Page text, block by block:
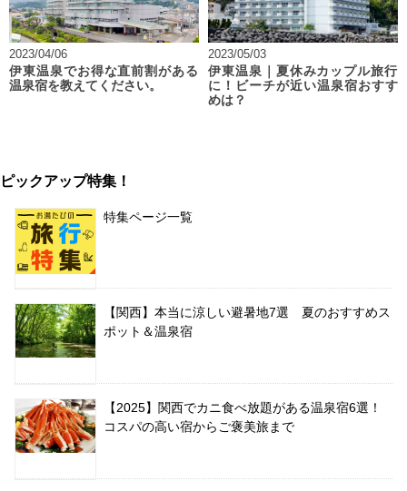
2023/04/06
伊東温泉でお得な直前割がある
温泉宿を教えてください。
2023/05/03
伊東温泉｜夏休みカップル旅行
に！ビーチが近い温泉宿おすす
めは？
ピックアップ特集！
特集ページ一覧
【関西】本当に涼しい避暑地7選 夏のおすすめス
ポット＆温泉宿
【2025】関西でカニ食べ放題がある温泉宿6選！
コスパの高い宿からご褒美旅まで